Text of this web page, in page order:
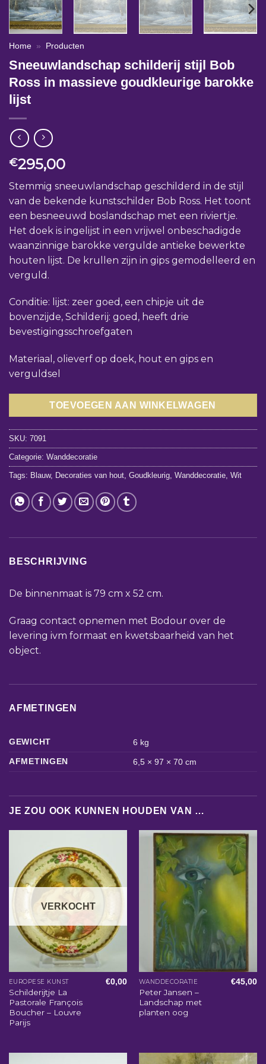
Home » Producten
Sneeuwlandschap schilderij stijl Bob
Ross in massieve goudkleurige barokke
lijst
€295,00
Stemmig sneeuwlandschap geschilderd in de stijl
van de bekende kunstschilder Bob Ross. Het toont
een besneeuwd boslandschap met een riviertje.
Het doek is ingelijst in een vrijwel onbeschadigde
waanzinnige barokke vergulde antieke bewerkte
houten lijst. De krullen zijn in gips gemodelleerd en
verguld.
Conditie: lijst: zeer goed, een chipje uit de
bovenzijde, Schilderij: goed, heeft drie
bevestigingsschroefgaten
Materiaal, olieverf op doek, hout en gips en
verguldsel
TOEVOEGEN AAN WINKELWAGEN
SKU: 7091
Categorie: Wanddecoratie
Tags: Blauw, Decoraties van hout Goudkleurig Wanddecoratie Wit
BESCHRIJVING
De binnenmaat is 79 cm x 52 cm.
Graag contact opnemen met Bodour over de
levering ivm formaat en kwetsbaarheid van het
object.
AFMETINGEN
GEWICHT
6 kg
AFMETINGEN
6,5 × 97 × 70 cm
JE ZOU OOK KUNNEN HOUDEN VAN …
VERKOCHT
EUROPESE KUNST
Schilderijtje La
Pastorale François
Boucher – Louvre
Parijs
€0,00 WANDDECORATIE
Peter Jansen –
Landschap met
planten oog
€45,00